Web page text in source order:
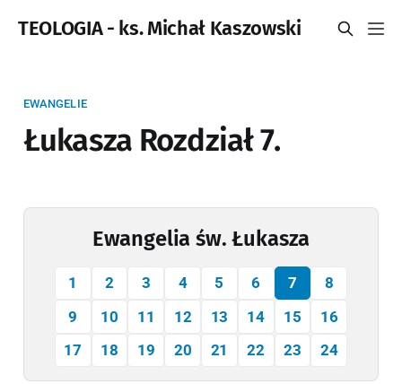
TEOLOGIA - ks. Michał Kaszowski
EWANGELIE
Łukasza Rozdział 7.
Ewangelia św. Łukasza
1 2 3 4 5 6 7
8
9
10 11 12 13 14 15
16
17
18 19 20 21 22 23 24